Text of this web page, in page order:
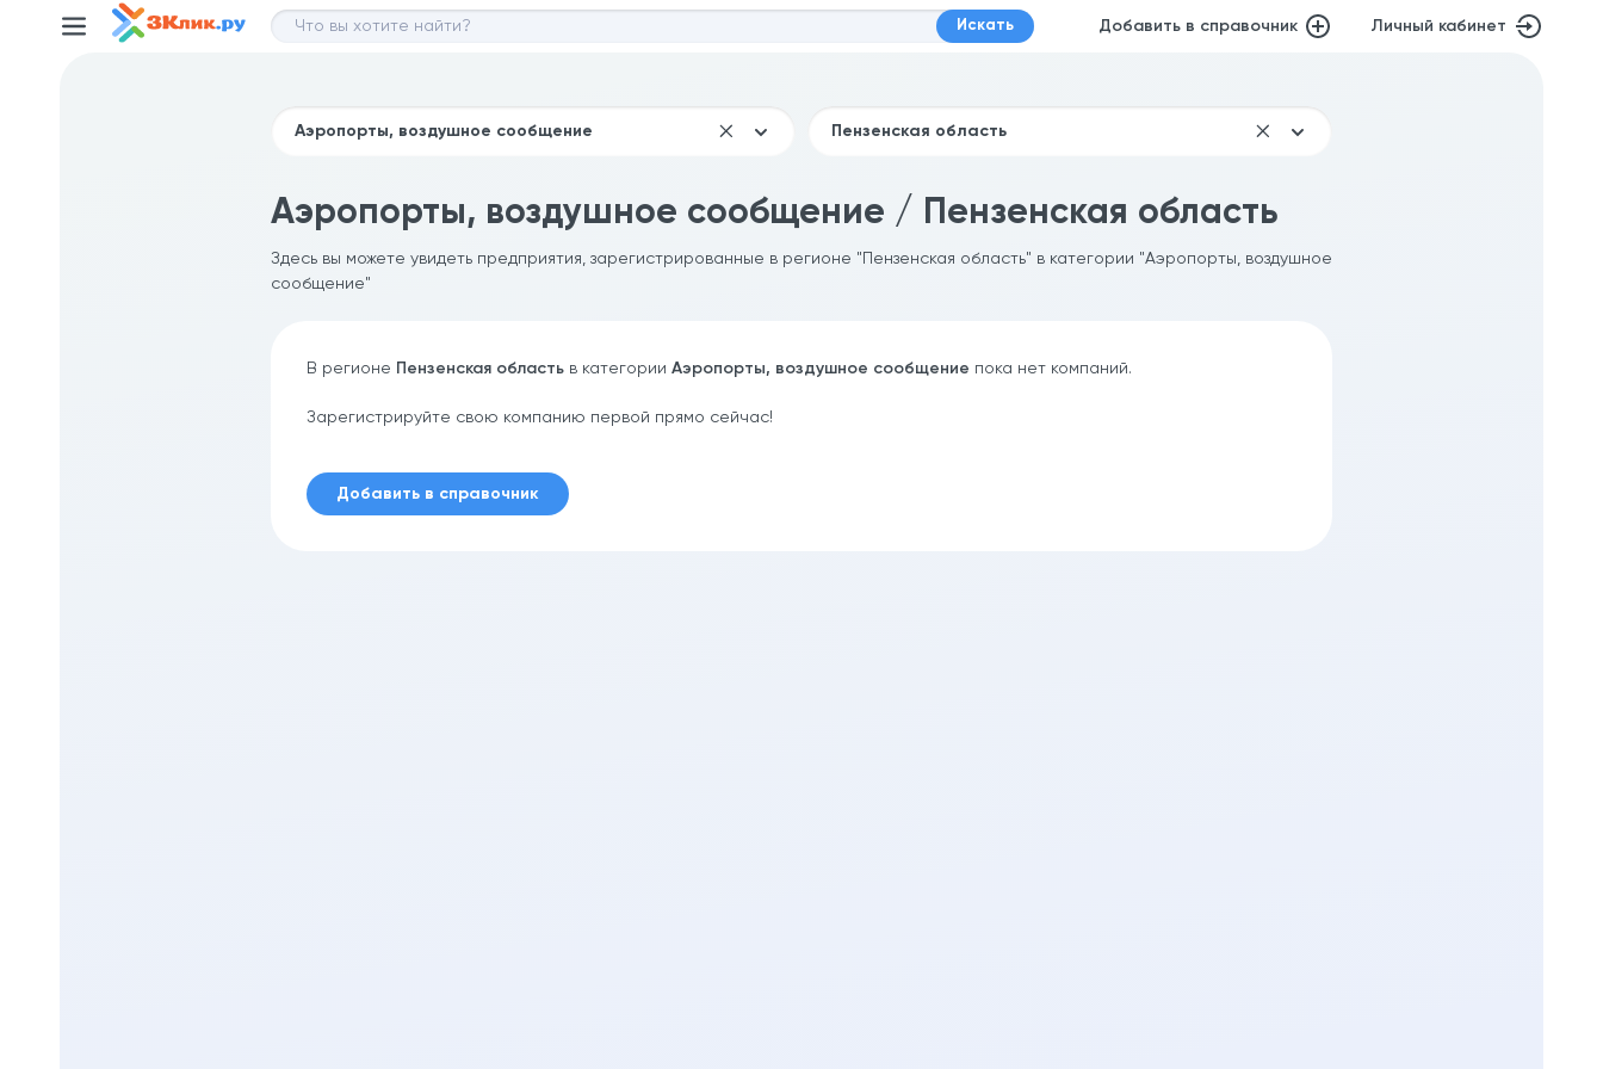
Искать Добавить в справочник Личный кабинет
Аэропорты, воздушное сообщение / Пензенская область
Здесь вы можете увидеть предприятия, зарегистрированные в регионе "Пензенская область" в категории "Аэропорты, воздушное
сообщение"
В регионе Пензенская область в категории Аэропорты, воздушное сообщение пока нет компаний.
Зарегистрируйте свою компанию первой прямо сейчас!
Добавить в справочник